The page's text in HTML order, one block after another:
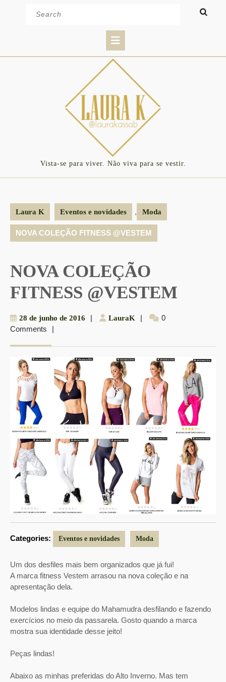
Button
Vista-se para viver. Não viva para se vestir.
Laura K Eventos e novidades , Moda
NOVA COLEÇÃO FITNESS @VESTEM
NOVA COLEÇÃO
FITNESS @VESTEM
28 de junho de 2016 28
2016
| LauraK LauraK
|
0
Comments
|
Categories: Eventos e novidades Moda
Um dos desfiles mais bem organizados que já fui!
A marca fitness Vestem arrasou na nova coleção e na
apresentação dela.
Modelos lindas e equipe do Mahamudra desfilando e fazendo
exercícios no meio da passarela. Gosto quando a marca
mostra sua identidade desse jeito!
Peças lindas!
Abaixo as minhas preferidas do Alto Inverno. Mas tem